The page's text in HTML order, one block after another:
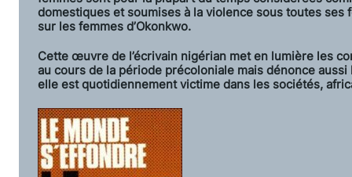
domestiques et soumises à la violence sous toutes
sur les femmes d’Okonkwo.
Cette œuvre de l’écrivain nigérian met en lumière les
au cours de la période précoloniale mais dénonce
elle est quotidiennement victime dans les sociétés,